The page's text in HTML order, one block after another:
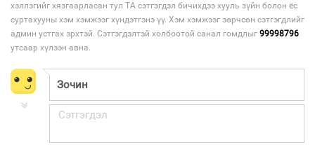
хэллэгийг хязгаарласан тул ТА сэтгэгдэл бичихдээ хууль зүйн болон ёс
суртахууны хэм хэмжээг хүндэтгэнэ үү. Хэм хэмжээг зөрчсөн сэтгэгдлийг
админ устгах эрхтэй. Сэтгэгдэлтэй холбоотой санал гомдлыг 99998796
утсаар хүлээн авна.